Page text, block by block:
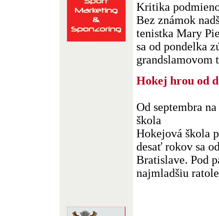
Kritika
Bez známok
tenistka Mary
sa od pondelka
grandslamovom
Hokej hrou od
Od septembra
škola
Hokejová škola
desať rokov sa
Bratislave. Pod
najmladšiu